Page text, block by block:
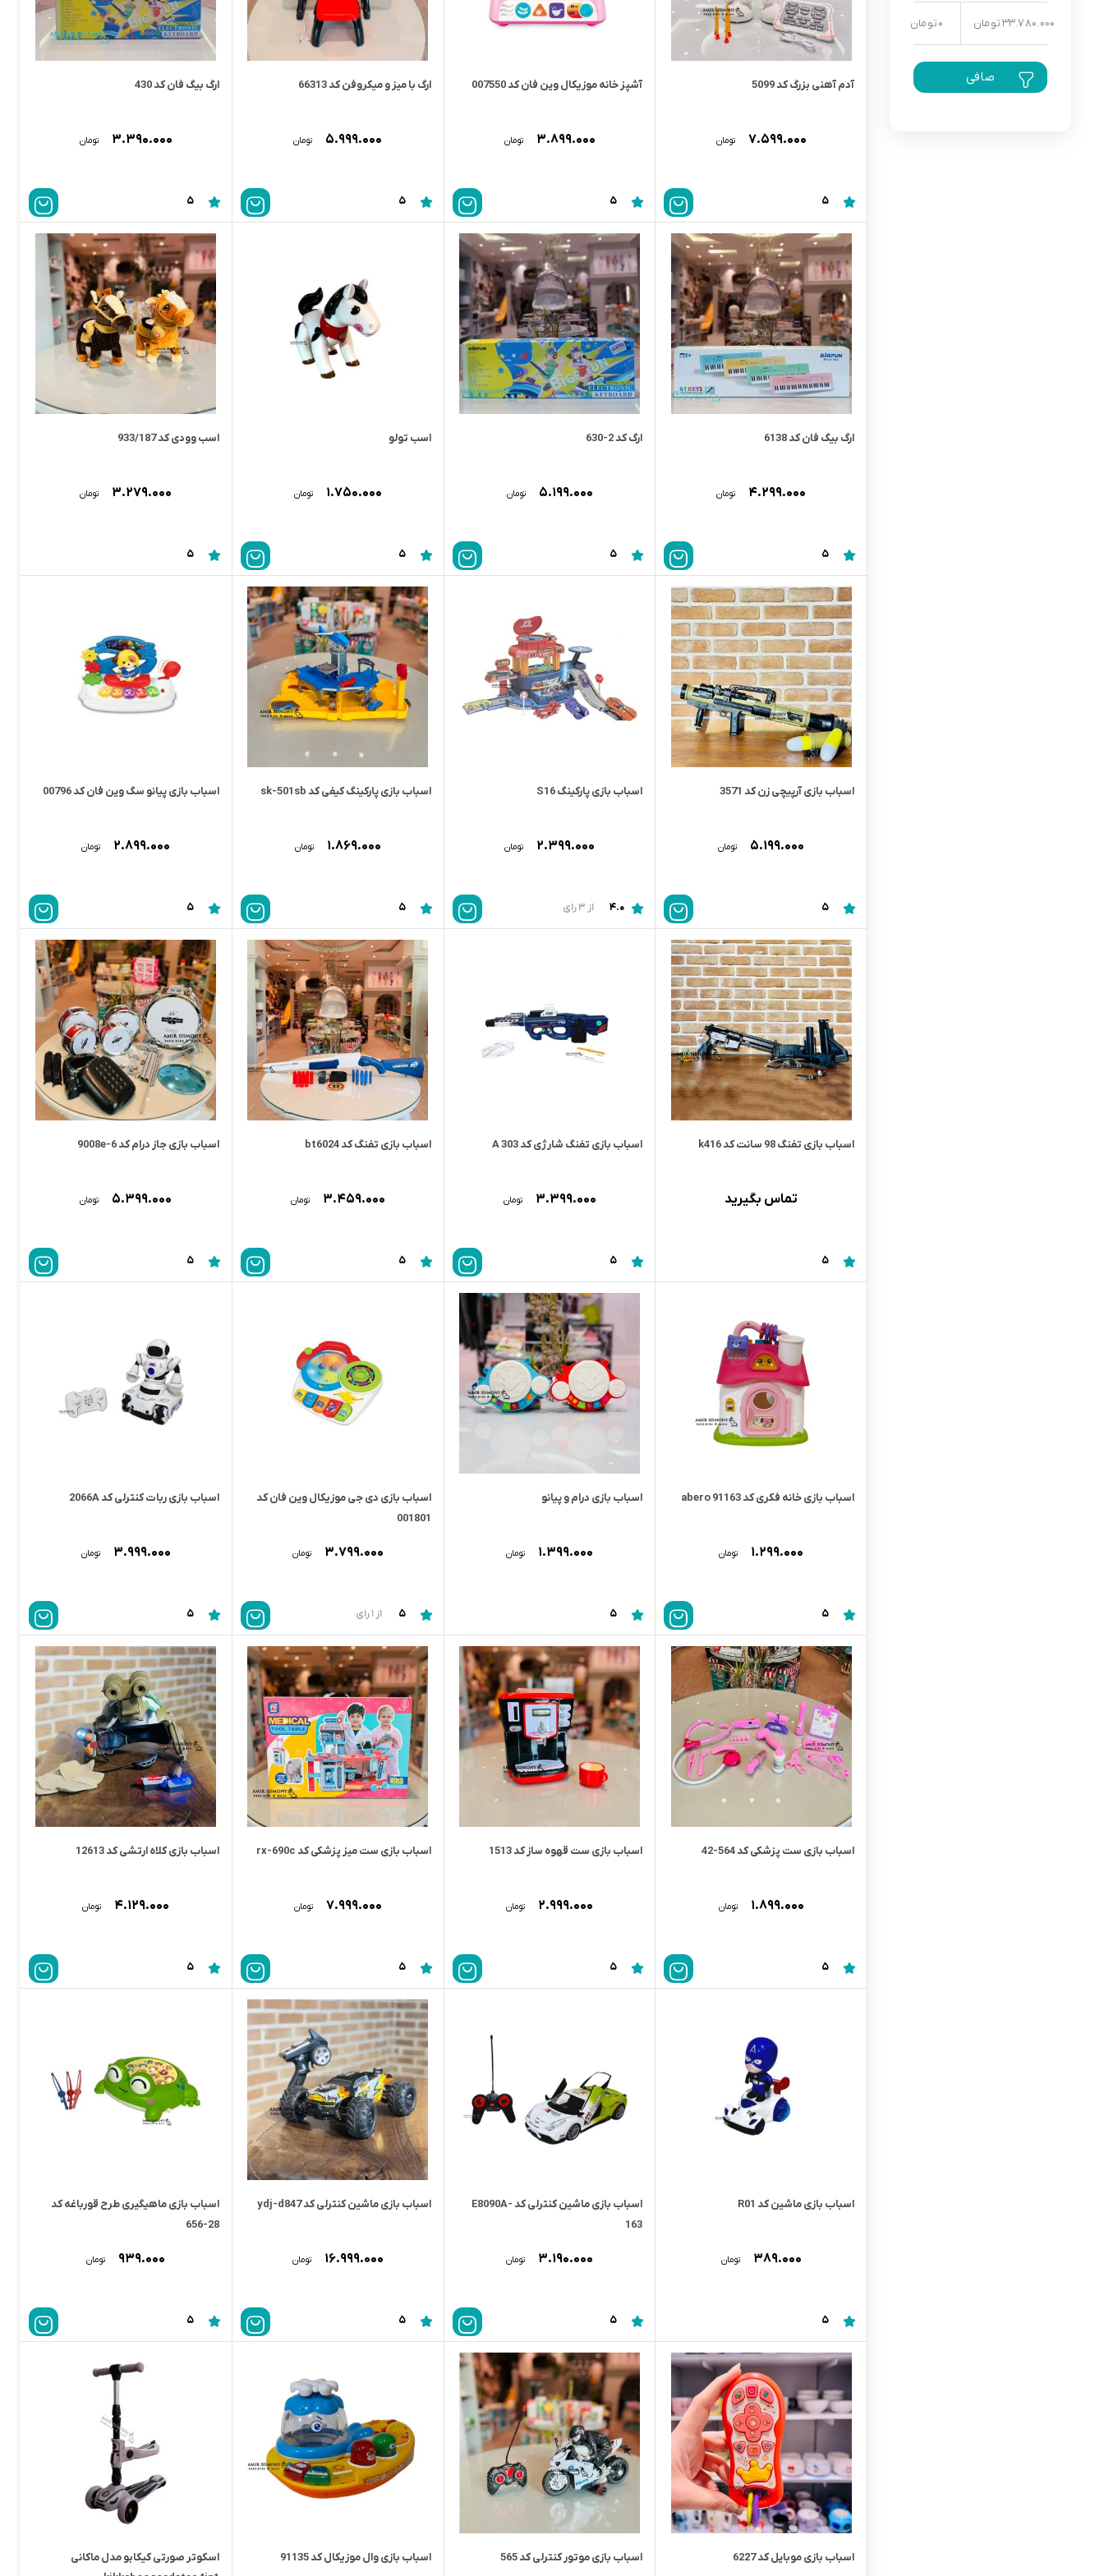
رابط و پد سینه
دستگاه بخور سرد کودک
لباس و اکسسوری
0 تومان 33.780.000 تومان
صافی آدم آهنی بزرگ کد 5099
۷.۵۹۹.۰۰۰ تومان
5
آشپز خانه موزیکال وین فان کد 007550
۳.۸۹۹.۰۰۰ تومان
5
ارگ با میز و میکروفن کد 66313
۵.۹۹۹.۰۰۰ تومان
5
ارگ بیگ فان کد 430
۳.۳۹۰.۰۰۰ تومان
5
ارگ بیگ فان کد 6138
۴.۲۹۹.۰۰۰ تومان
5
ارگ کد 2-630
۵.۱۹۹.۰۰۰ تومان
5
اسب تولو
۱.۷۵۰.۰۰۰ تومان
5
اسب وودی کد 933/187
۳.۲۷۹.۰۰۰ تومان
5
اسباب بازی آرپیچی زن کد 3571
۵.۱۹۹.۰۰۰ تومان
5
اسباب بازی پارکینگ S16
۲.۳۹۹.۰۰۰ تومان
4.0 از 3 رای
اسباب بازی پارکینگ کیفی کد sk-501sb
۱.۸۶۹.۰۰۰ تومان
5
اسباب بازی پیانو سگ وین فان کد 00796
۲.۸۹۹.۰۰۰ تومان
5
اسباب بازی تفنگ 98 سانت کد k416
تماس بگیرید
5
اسباب بازی تفنگ شارژی کد 303 A
۳.۳۹۹.۰۰۰ تومان
5
اسباب بازی تفنگ کد bt6024
۳.۴۵۹.۰۰۰ تومان
5
اسباب بازی جاز درام کد 9008e-6
۵.۳۹۹.۰۰۰ تومان
5
اسباب بازی خانه فکری کد 91163 abero
۱.۲۹۹.۰۰۰ تومان
5
اسباب بازی درام و پیانو
۱.۳۹۹.۰۰۰ تومان
5
اسباب بازی دی جی موزیکال وین فان کد
001801
۳.۷۹۹.۰۰۰ تومان
5 از 1 رای
اسباب بازی ربات کنترلی کد 2066A
۳.۹۹۹.۰۰۰ تومان
5
اسباب بازی ست پزشکی کد 564-42
۱.۸۹۹.۰۰۰ تومان
5
اسباب بازی ست قهوه ساز کد 1513
۲.۹۹۹.۰۰۰ تومان
5
اسباب بازی ست میز پزشکی کد rx-690c
۷.۹۹۹.۰۰۰ تومان
5
اسباب بازی کلاه ارتشی کد 12613
۴.۱۲۹.۰۰۰ تومان
5
اسباب بازی ماشین کد R01
۳۸۹.۰۰۰ تومان
5
اسباب بازی ماشین کنترلی کد E8090A-
163
۳.۱۹۰.۰۰۰ تومان
5
اسباب بازی ماشین کنترلی کد ydj-d847
۱۶.۹۹۹.۰۰۰ تومان
5
اسباب بازی ماهیگیری طرح قورباغه کد
28-656
۹۳۹.۰۰۰ تومان
5
اسباب بازی موبایل کد 6227 اسباب بازی موتور کنترلی کد 565 اسباب بازی وال موزیکال کد 91135
اسكوتر صورتی کیکابو مدل ماكانی